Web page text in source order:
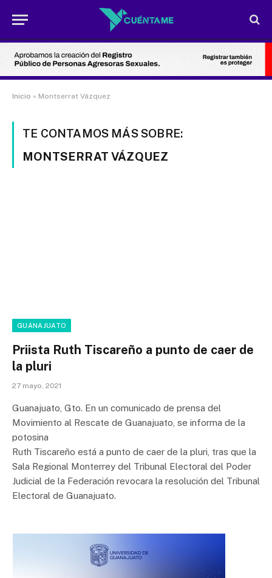
Inicio » Montserrat Vázquez
TE CONTAMOS MÁS SOBRE:
MONTSERRAT VÁZQUEZ
GUANAJUATO
Priista Ruth Tiscareño a punto de caer de
la pluri
27 mayo, 2021
Guanajuato, Gto. En un comunicado de prensa del
Movimiento al Rescate de Guanajuato, se informa de la
potosina
Ruth Tiscareño está a punto de caer de la pluri, tras que la
Sala Regional Monterrey del Tribunal Electoral del Poder
Judicial de la Federación revocara la resolución del Tribunal
Electoral de Guanajuato.